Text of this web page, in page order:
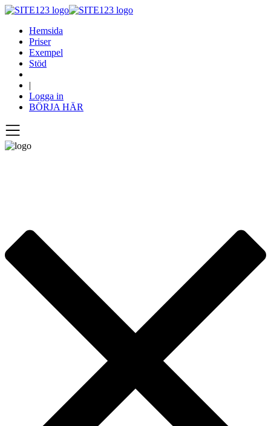
Hemsida
Priser
Exempel
Stöd
|
Logga in
BÖRJA HÄR